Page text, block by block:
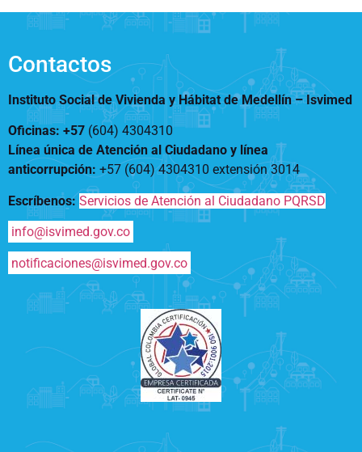
Reconocimiento de
Edificaciones – C0
Acompañamiento Social
OPV-JVC
Rendición de cuentas
Encuesta de Percepción
Tamaño de la
fuente
Contraste
Centro de relevo
Más Información sobre Accesibilidad
Contactos
Instituto Social de Vivienda y Hábitat de Medellín –Isvimed
Oficinas: +57 (604) 4304310
Línea única de Atención al Ciudadano y línea
anticorrupción: +57 (604) 4304310 extensión3014
Escríbenos: Servicios de Atención al Ciudadano PQRSD
info@isvimed.gov.co
notificaciones@isvimed.gov.co